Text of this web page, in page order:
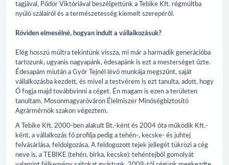
tagjával, Pődör Viktóriával beszélgettünk a Tebike Kft. régmúltba
nyúló szálairól és a természetesség kiemelt szerepéről.
Röviden elmesélné, hogyan indult a vállalkozásuk?
Elég hosszú múltra tekintünk vissza, mi már a harmadik generációba
tartozunk, ugyanis nagyapánk, édesapánk is ezt a mesterséget űzte.
Édesapám miután a Győr Tejnél lévő munkája megszűnt, saját
vállalkozásba kezdett, és mivel a testvérem is ezt tanulta, adott, hogy
Ő fogja majd továbbvinni a céget. Én magam is ezen a területen
tanultam, Mosonmagyaróváron Élelmiszer Minőségbiztosító
Agrármérnök szakon végeztem.
A Tebike Kft. 2000-ben alakult Bt.-ként és 2004 óta működik Kft.-
ként, a vállalkozás fő profilja pedig a tehén-, kecske- és juhtej
felvásárlása, feldolgozása. A feldogozott tejek jellegét tükrözi a cég
neve is, a TEBIKE (tehén, birka, kecske): tehéntejből gomolyát